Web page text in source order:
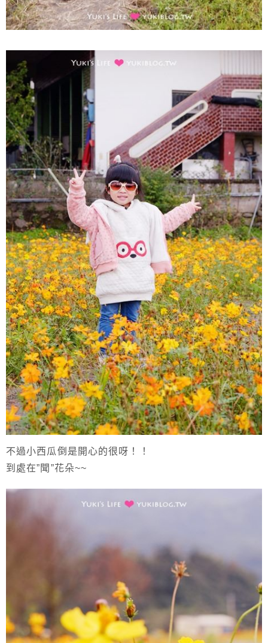
不過小西瓜倒是開心的很呀！！
到處在”聞”花朵~~